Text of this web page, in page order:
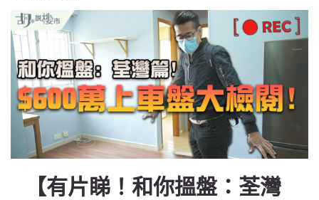
【有片睇！和你搵盤：荃灣